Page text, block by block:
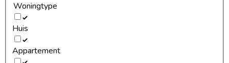
Woningtype
Huis
Appartement